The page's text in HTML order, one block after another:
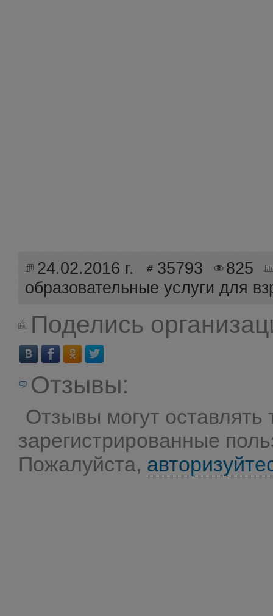
24.02.2016 г. 35793
825
образовательные услуги для
Поделись
Отзывы:
Отзывы могут оставлять
зарегистрированные
Пожалуйста,